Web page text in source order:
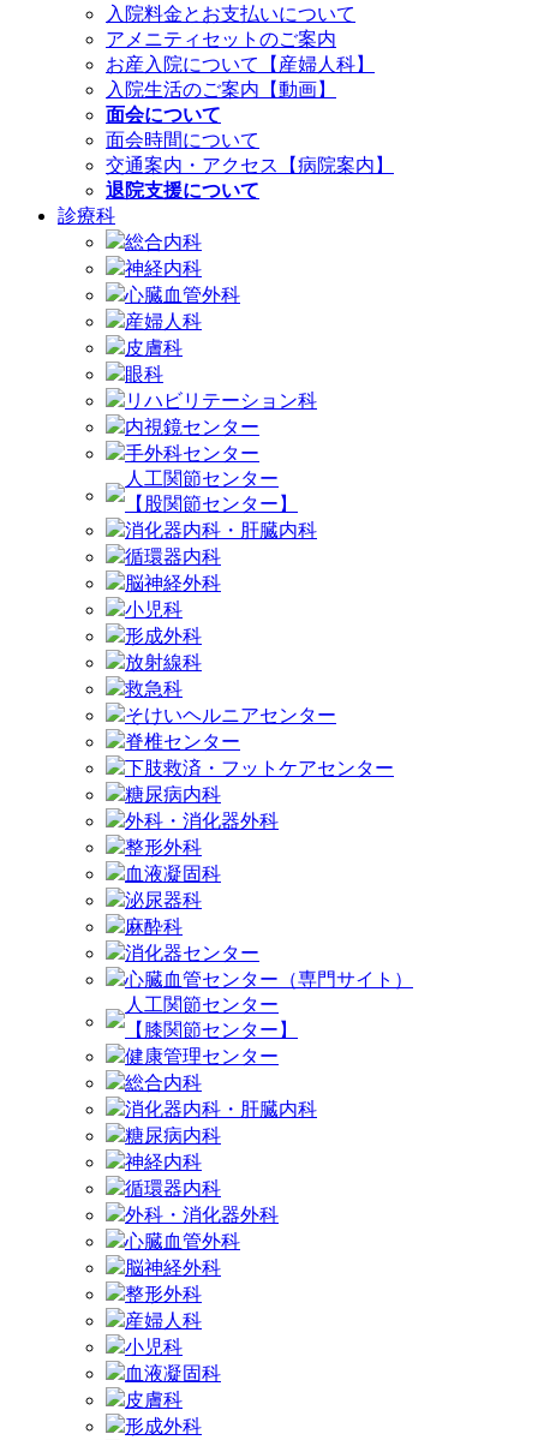
入院料金とお支払いについて
アメニティセットのご案内
お産入院について【産婦人科】
入院生活のご案内【動画】
面会について
面会時間について
交通案内・アクセス【病院案内】
退院支援について
診療科
総合内科
神経内科
心臓血管外科
産婦人科
皮膚科
眼科
リハビリテーション科
内視鏡センター
手外科センター
人工関節センター
【股関節センター】
消化器内科・肝臓内科
循環器内科
脳神経外科
小児科
形成外科
放射線科
救急科
そけいヘルニアセンター
脊椎センター
下肢救済・フットケアセンター
糖尿病内科
外科・消化器外科
整形外科
血液凝固科
泌尿器科
麻酔科
消化器センター
心臓血管センター（専門サイト）
人工関節センター
【膝関節センター】
健康管理センター
総合内科
消化器内科・肝臓内科
糖尿病内科
神経内科
循環器内科
外科・消化器外科
心臓血管外科
脳神経外科
整形外科
産婦人科
小児科
血液凝固科
皮膚科
形成外科